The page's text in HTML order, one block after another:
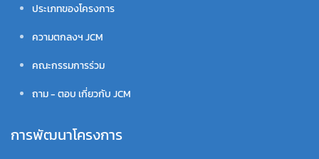
ประเภทของโครงการ
ความตกลงฯ JCM
คณะกรรมการร่วม
ถาม - ตอบ เกี่ยวกับ JCM
การพัฒนาโครงการ